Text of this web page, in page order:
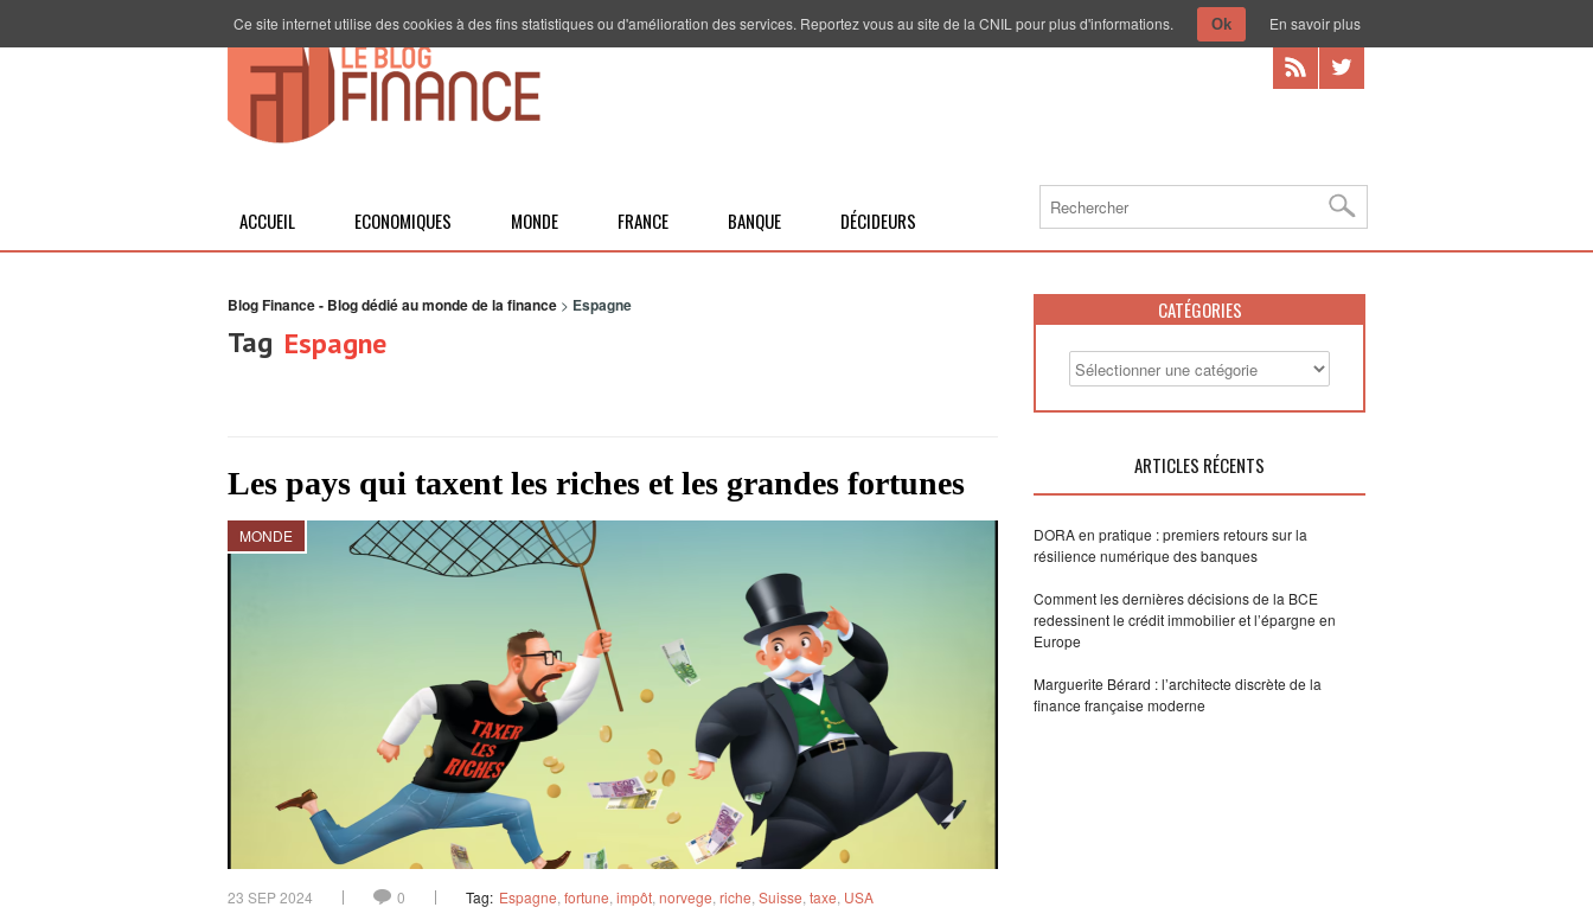
ACCUEIL ECONOMIQUES MONDE FRANCE BANQUE DÉCIDEURS
Blog Finance - Blog dédié au monde de la finance > Espagne
Tag Espagne
Les pays qui taxent les riches et les grandes fortunes
MONDE
23 SEP 2024 0 Tag: Espagne fortune impôt norvege riche Suisse taxe USA
CATÉGORIES
ARTICLES RÉCENTS
DORA en pratique : premiers retours sur la
résilience numérique des banques
Comment les dernières décisions de la BCE
redessinent le crédit immobilier et l’épargne en
Europe
Marguerite Bérard : l’architecte discrète de la
finance française moderne
Ce site internet utilise des cookies à des fins statistiques ou d'amélioration des services. Reportez vous au site de la CNIL pour plus d'informations. Ok En savoir plus